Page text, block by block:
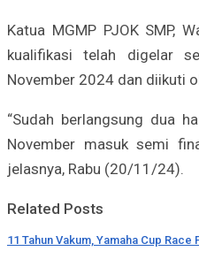
Katua MGMP PJOK SMP,
kualifikasi telah digelar
November 2024 dan diikuti
“Sudah berlangsung dua
November masuk semi
jelasnya, Rabu (20/11/24).
Related Posts
11 Tahun Vakum, Yamaha Cup